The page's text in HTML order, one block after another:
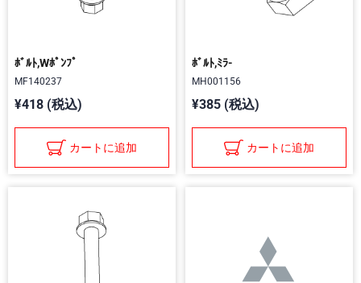
ﾎﾞﾙﾄ,Wﾎﾟﾝﾌﾟ
MF140237
¥418 (税込)
カートに追加
ﾎﾞﾙﾄ,ﾐﾗ-
MH001156
¥385 (税込)
カートに追加